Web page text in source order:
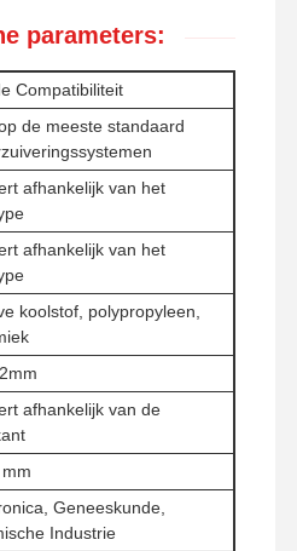
water systeem
parameters:
Compatibiliteit
de meeste standaard
afhankelijk van het
afhankelijk van het
koolstof, polypropyleen,
afhankelijk van de
Geneeskunde,
Industrie